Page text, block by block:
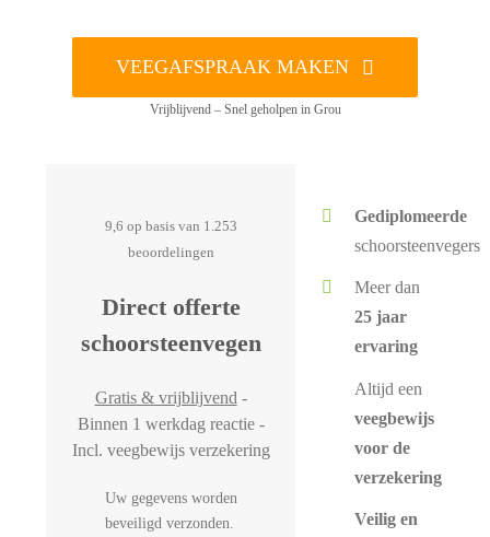
VEEGAFSPRAAK MAKEN
Vrijblijvend – Snel geholpen in Grou
9,6 op basis van 1.253
beoordelingen
Direct offerte
schoorsteenvegen
Gratis & vrijblijvend -
Binnen 1 werkdag reactie -
Incl. veegbewijs verzekering
Uw gegevens worden
beveiligd verzonden.
Gediplomeerde
schoorsteenvegers
Meer dan
25 jaar
ervaring
Altijd een
veegbewijs
voor de
verzekering
Veilig en